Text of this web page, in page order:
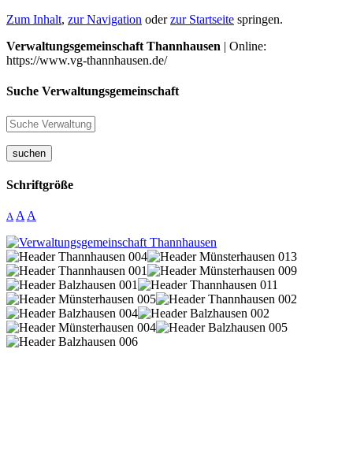
Zum Inhalt, zur Navigation oderzur Startseite springen.
Verwaltungsgemeinschaft Thannhausen | Online:
https://www.vg-thannhausen.de/
Suche Verwaltungsgemeinschaft
suchen
Schriftgröße
A A A